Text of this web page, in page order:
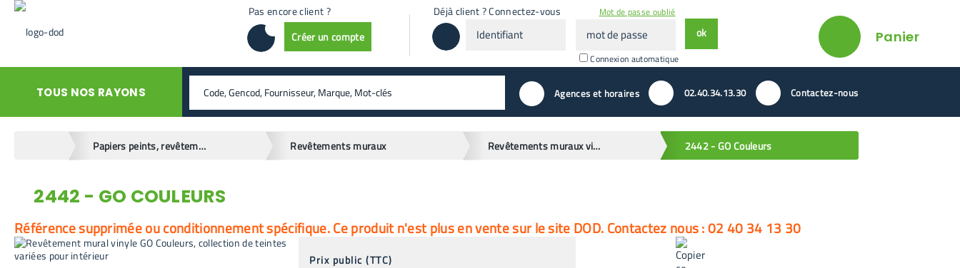
Pas encore client ?
Créer un compte
Déjà client ? Connectez-vous
passeConnexion automatique
Mot de passe oublié
ok Panier
TOUS NOS RAYONS rechercher valider Agences et horaires 02.40.34.13.30 Contactez-nous
Papiers peints, revêtements muraux Revêtements muraux Revêtements muraux vinyliques 2442 - GO Couleurs
retour en arrière
2442 - GO COULEURS
Référence supprimée ou conditionnement spécifique. Ce produit n'est plus en vente sur le site DOD. Contactez nous : 02 40 34 13 30
Prix public (TTC)